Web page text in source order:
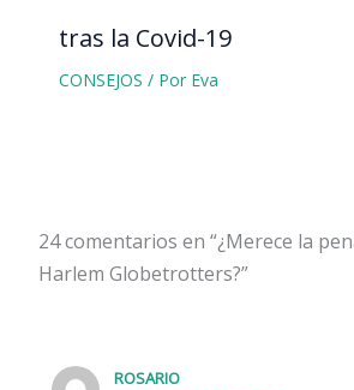
tras la Covid-19
CONSEJOS / Por Eva
24 comentarios en “¿Merece la
Harlem Globetrotters?”
ROSARIO